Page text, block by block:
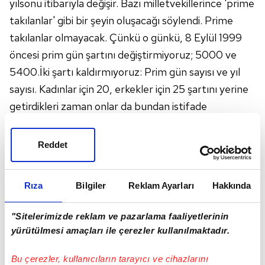
Rıza Bilgiler Reklam Ayarları Hakkında
"Sitelerimizde reklam ve pazarlama faaliyetlerinin
yürütülmesi amaçları ile çerezler kullanılmaktadır.
Bu çerezler, kullanıcıların tarayıcı ve cihazlarını
Reddet
yılsonu itibarıyla değişir. Bazı milletvekillerince 'prime
takılanlar' gibi bir şeyin oluşacağı söylendi. Prime
takılanlar olmayacak. Çünkü o günkü, 8 Eylül 1999
öncesi prim gün şartını değiştirmiyoruz; 5000 ve
5400.İki şartı kaldırmıyoruz: Prim gün sayısı ve yıl
sayısı. Kadınlar için 20, erkekler için 25 şartını yerine
getirdikleri zaman onlar da bundan istifade
düzenleme, sınır koyan değil."
EYT'nin 2023'te uygulamaya konulacağını ifade
Onların da yüzde 87'si bir işte çalışmaktadır. Özel
kalacaktır. Kimse endişe etmesin. Bu sorun bu sene